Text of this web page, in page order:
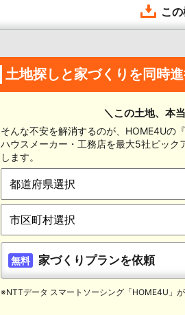
こ
土地探しと家づくりを同時進
＼この土地、本
そんな不安を解消するのが、HOME4Uの
ハウスメーカー・工務店を最大5社ピッ
します。
無料 家づくりプランを依頼
※NTTデータ スマートソーシング「HOME4U」